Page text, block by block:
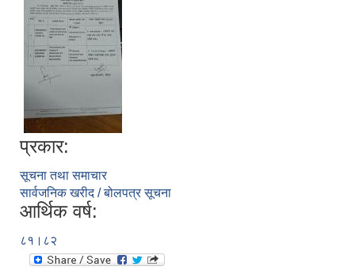
प्रकार:
सूचना तथा समाचार
सार्वजनिक खरीद / बोलपत्र सूचना
आर्थिक वर्ष:
८१।८२